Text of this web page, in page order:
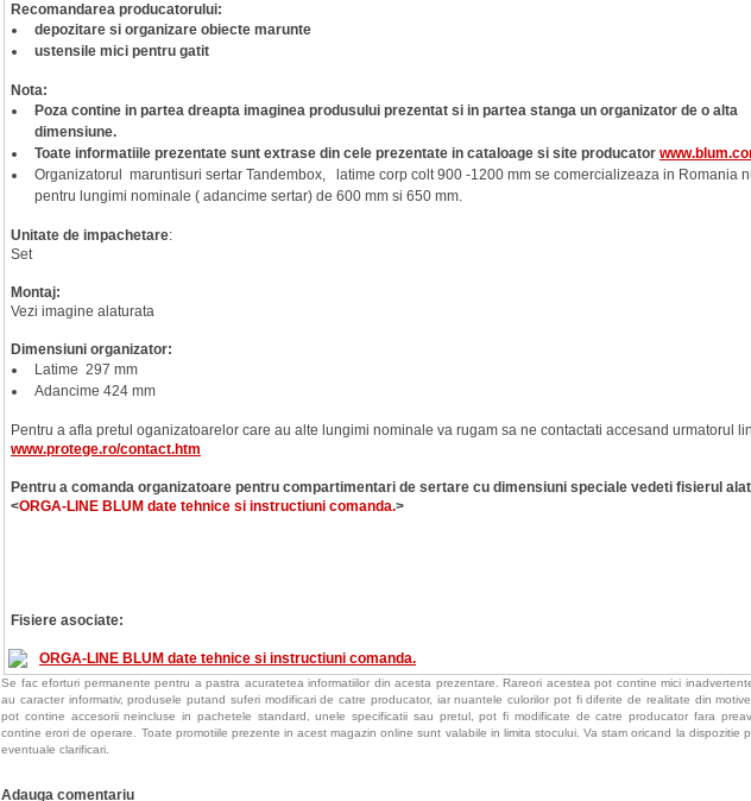
Recomandarea producatorului:
depozitare si organizare obiecte marunte
ustensile mici pentru gatit
Nota:
Poza contine in partea dreapta imaginea produsului prezentat si in partea stanga un organizator de o alta
dimensiune.
Toate informatiile prezentate sunt extrase din cele prezentate in cataloage si site producator
Organizatorul maruntisuri sertar Tandembox, latime corp colt 900 -1200 mm se comercializeaza in Romania
pentru lungimi nominale ( adancime sertar) de 600 mm si 650 mm.
Unitate de impachetare:
Set
Montaj:
Vezi imagine alaturata
Dimensiuni organizator:
Latime 297 mm
Adancime 424 mm
Pentru a afla pretul oganizatoarelor care au alte lungimi nominale va rugam sa ne contactati accesand urmatorul
www.protege.ro/contact.htm
Pentru a comanda organizatoare pentru compartimentari de sertare cu dimensiuni speciale vedeti fisierul
<ORGA-LINE BLUM date tehnice si instructiuni comanda.>
Fisiere asociate:
ORGA-LINE BLUM date tehnice si instructiuni comanda.
Se fac eforturi permanente pentru a pastra acuratetea informatiilor din acesta prezentare. Rareori acestea pot contine mici
au caracter informativ, produsele putand suferi modificari de catre producator, iar nuantele culorilor pot fi diferite de realitate din
pot contine accesorii neincluse in pachetele standard, unele specificatii sau pretul, pot fi modificate de catre producator fara
contine erori de operare. Toate promotiile prezente in acest magazin online sunt valabile in limita stocului. Va stam oricand la dispozitie
eventuale clarificari.
Adauga comentariu